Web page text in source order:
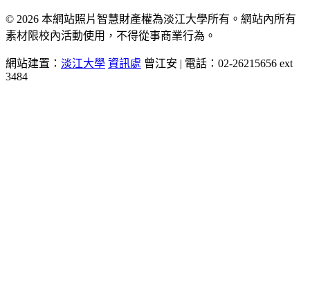
© 2026 本網站照片智慧財產權為淡江大學所有。網站內所有
素材限校內活動使用，不得從事商業行為。
網站建置： 淡江大學 資訊處 曾江安 | 電話：02-26215656 ext
3484